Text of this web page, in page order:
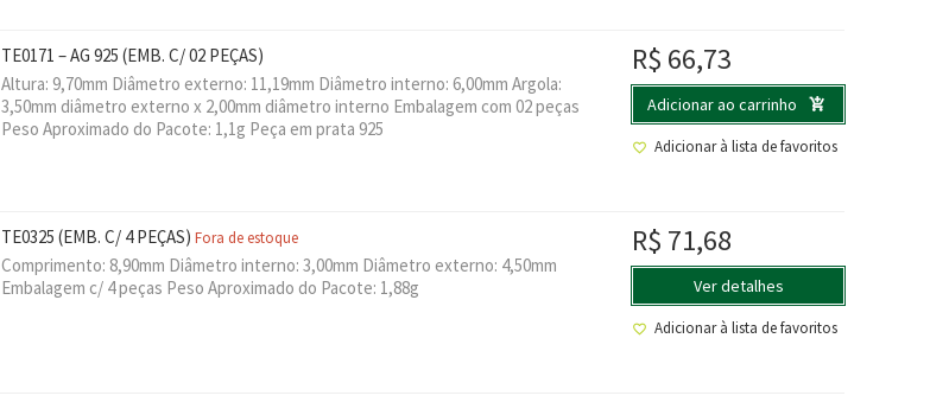
TE0171 – AG 925 (EMB. C/ 02 PEÇAS)
Altura: 9,70mm Diâmetro externo: 11,19mm Diâmetro interno: 6,00mm Argola:
3,50mm diâmetro externo x 2,00mm diâmetro interno Embalagem com 02 peças
Peso Aproximado do Pacote: 1,1g Peça em prata 925
R$ 66,73
Adicionar ao carrinho
Adicionar à lista de favoritos
TE0325 (EMB. C/ 4 PEÇAS) Fora de estoque
Comprimento: 8,90mm Diâmetro interno: 3,00mm Diâmetro externo: 4,50mm
Embalagem c/ 4 peças Peso Aproximado do Pacote: 1,88g
R$ 71,68
Ver detalhes
Adicionar à lista de favoritos